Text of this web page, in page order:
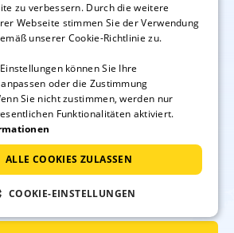
Angebote für traumhafte
tolle Gewinnspiele und
per E-Mail den Newsletter der
Die Anmeldung kann ich jederzeit
zu verbessern. Durch die weitere
Webseite stimmen Sie der Verwendung
unserer Cookie-Richtlinie zu.
können Sie Ihre
oder die Zustimmung
Sie nicht zustimmen, werden nur
Funktionalitäten aktiviert.
ALLE COOKIES ZULASSEN
COOKIE-EINSTELLUNGEN